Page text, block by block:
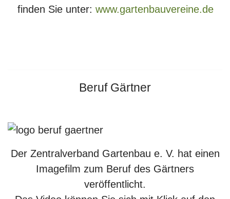
finden Sie unter: www.gartenbauvereine.de
Beruf Gärtner
Der Zentralverband Gartenbau e. V. hat einen
Imagefilm zum Beruf des Gärtners
veröffentlicht.